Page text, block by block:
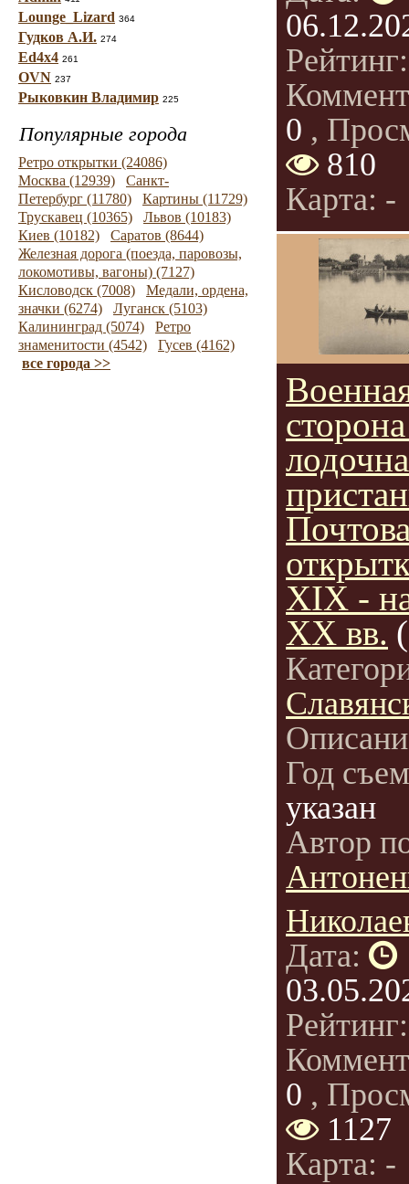
Lounge_Lizard 364
Гудков А.И. 274
Ed4x4 261
OVN 237
Рыковкин Владимир 225
Популярные города
Ретро открытки (24086)
Москва (12939)
Санкт-
Петербург (11780)
Картины (11729)
Трускавец (10365)
Львов (10183)
Киев (10182)
Саратов (8644)
Железная дорога (поезда, паровозы,
локомотивы, вагоны) (7127)
Кисловодск (7008)
Медали, ордена,
значки (6274)
Луганск (5103)
Калининград (5074)
Ретро
знаменитости (4542)
Гусев (4162)
все города >>
0 ,
810
Карта: -
XIX -
XX вв.
Год
указан
Автор
Дата:
0 ,
1127
Карта: -